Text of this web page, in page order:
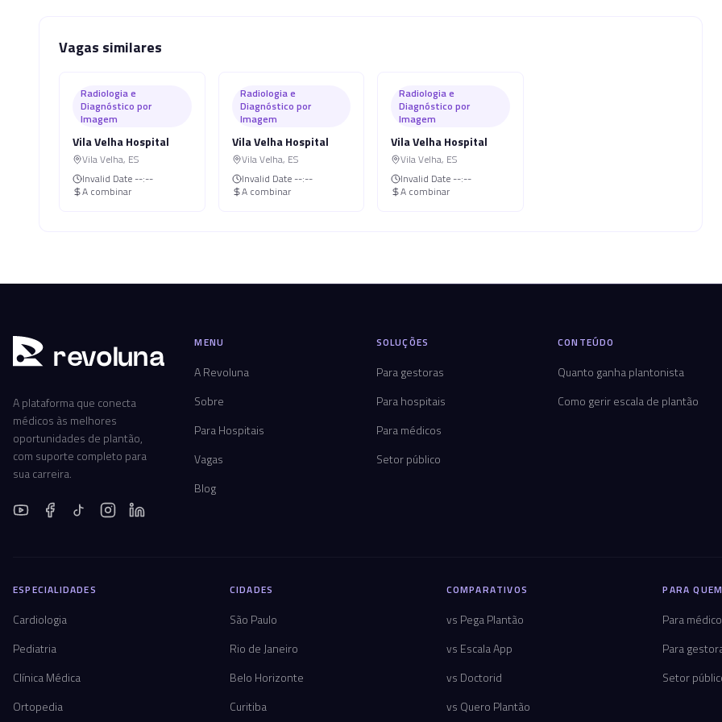
Vagas similares
Radiologia e
Diagnóstico por
Imagem
Vila Velha Hospital
Vila Velha, ES
Invalid Date --:--
A combinar
Radiologia e
Diagnóstico por
Imagem
Vila Velha Hospital
Vila Velha, ES
Invalid Date --:--
A combinar
Radiologia e
Diagnóstico por
Imagem
Vila Velha Hospital
Vila Velha, ES
Invalid Date --:--
A combinar
revoluna
A plataforma que conecta
médicos às melhores
oportunidades de plantão,
com suporte completo para
sua carreira.
MENU
A Revoluna
Sobre
Para Hospitais
Vagas
Blog
SOLUÇÕES
Para gestoras
Para hospitais
Para médicos
Setor público
CONTEÚDO
Quanto ganha plantonista
Como gerir escala de plantão
ESPECIALIDADES
Cardiologia
Pediatria
Clínica Médica
Ortopedia
CIDADES
São Paulo
Rio de Janeiro
Belo Horizonte
Curitiba
COMPARATIVOS
vs Pega Plantão
vs Escala App
vs Doctorid
vs Quero Plantão
PARA
Para
Para
Setor